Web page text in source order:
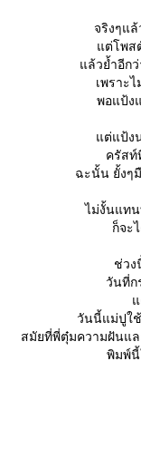
จริงๆแ
ต่โพสต์
ล้วย้ำอีกว่
เพราะ
พอแป้ง
ต่แป้งน
ครัสท์
ฉะนั้น ยั้งๆ
ไม่งั้นแทน
ก็จะ
ช่วง
วันที่ก
วันนี้แม่ปูใ
สมัยที่พี่ตุ๋มความฝันแ
พิมพ์นี้